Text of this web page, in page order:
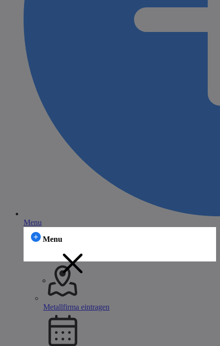
Menu
Menu
Metallfirma eintragen